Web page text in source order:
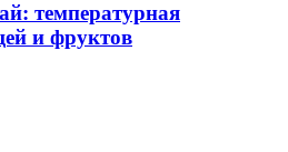
температурная
и фруктов